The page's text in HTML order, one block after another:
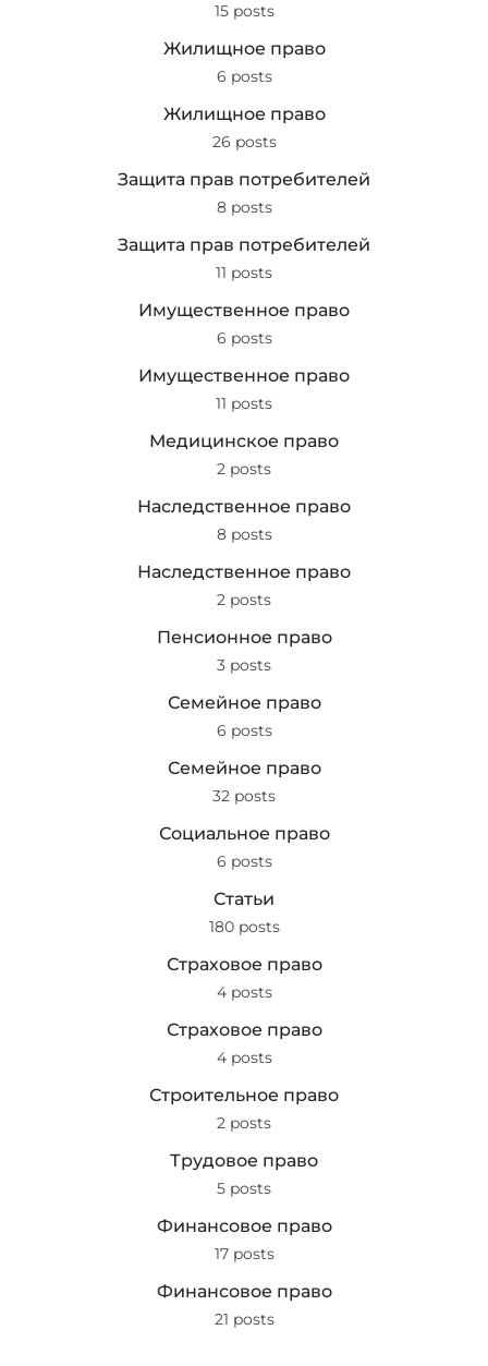
15 posts
Жилищное право
6 posts
Жилищное право
26 posts
Защита прав потребителей
8 posts
Защита прав потребителей
11 posts
Имущественное право
6 posts
Имущественное право
11 posts
Медицинское право
2 posts
Наследственное право
8 posts
Наследственное право
2 posts
Пенсионное право
3 posts
Семейное право
6 posts
Семейное право
32 posts
Социальное право
6 posts
Статьи
180 posts
Страховое право
4 posts
Страховое право
4 posts
Строительное право
2 posts
Трудовое право
5 posts
Финансовое право
17 posts
Финансовое право
21 posts